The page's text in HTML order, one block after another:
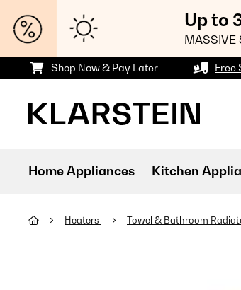
Up to
MASSIVE
Shop Now & Pay Later Free
Home Appliances Kitchen
Heaters Towel & Bathroom